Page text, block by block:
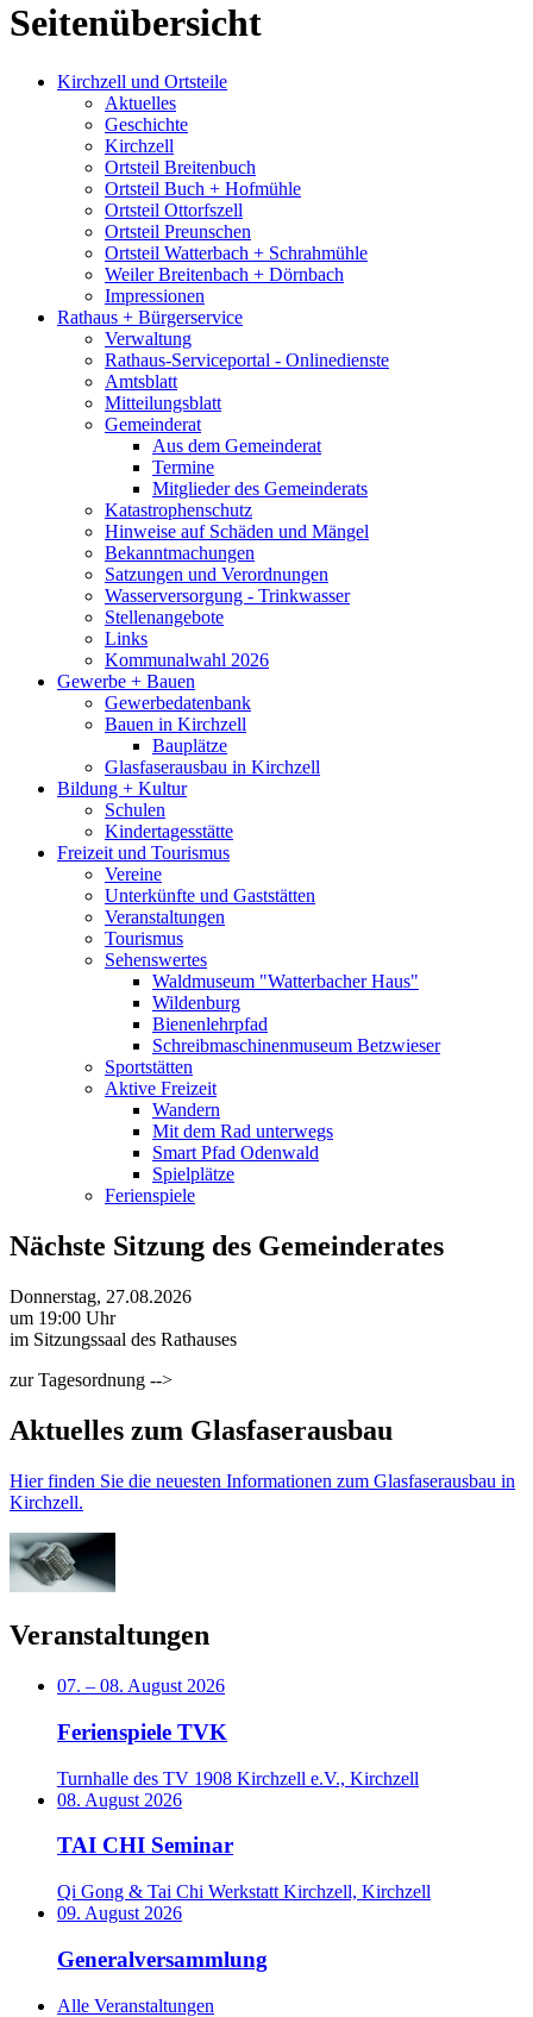
Seitenübersicht
Kirchzell und Ortsteile
Aktuelles
Geschichte
Kirchzell
Ortsteil Breitenbuch
Ortsteil Buch + Hofmühle
Ortsteil Ottorfszell
Ortsteil Preunschen
Ortsteil Watterbach + Schrahmühle
Weiler Breitenbach + Dörnbach
Impressionen
Rathaus + Bürgerservice
Verwaltung
Rathaus-Serviceportal - Onlinedienste
Amtsblatt
Mitteilungsblatt
Gemeinderat
Aus dem Gemeinderat
Termine
Mitglieder des Gemeinderats
Katastrophenschutz
Hinweise auf Schäden und Mängel
Bekanntmachungen
Satzungen und Verordnungen
Wasserversorgung - Trinkwasser
Stellenangebote
Links
Kommunalwahl 2026
Gewerbe + Bauen
Gewerbedatenbank
Bauen in Kirchzell
Bauplätze
Glasfaserausbau in Kirchzell
Bildung + Kultur
Schulen
Kindertagesstätte
Freizeit und Tourismus
Vereine
Unterkünfte und Gaststätten
Veranstaltungen
Tourismus
Sehenswertes
Waldmuseum "Watterbacher Haus"
Wildenburg
Bienenlehrpfad
Schreibmaschinenmuseum Betzwieser
Sportstätten
Aktive Freizeit
Wandern
Mit dem Rad unterwegs
Smart Pfad Odenwald
Spielplätze
Ferienspiele
Nächste Sitzung des Gemeinderates
Donnerstag, 27.08.2026
um 19:00 Uhr
im Sitzungssaal des Rathauses
zur Tagesordnung -->
Aktuelles zum Glasfaserausbau
Hier finden Sie die neuesten Informationen zum Glasfaserausbau in
Kirchzell.
Veranstaltungen
07. – 08. August 2026
Ferienspiele TVK
Turnhalle des TV 1908 Kirchzell e.V., Kirchzell
08. August 2026
TAI CHI Seminar
Qi Gong & Tai Chi Werkstatt Kirchzell, Kirchzell
09. August 2026
Generalversammlung
Alle Veranstaltungen